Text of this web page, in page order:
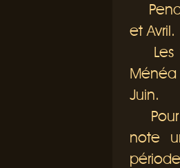
et Avril.
Les
Juin.
Pour
note